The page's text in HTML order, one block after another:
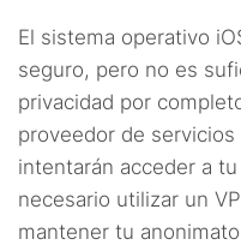
El sistema operativo
seguro, pero no es
privacidad por
proveedor de
intentarán acceder a
necesario utilizar un
mantener tu